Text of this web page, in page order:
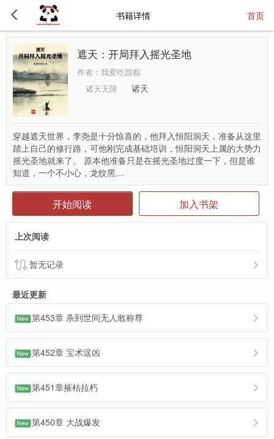
书籍详情 首页
遮天：开局拜入摇光圣地
作者： 我爱吃甜粽
诸天无限
诸天
穿越遮天世界，李尧是十分惊喜的，他拜入恒阳洞天，准备从这里
踏上自己的修行路，可他刚完成基础培训，恒阳洞天上属的大势力
摇光圣地就来了。 原本他准备只是在摇光圣地过度一下，但是谁
知道，一个不小心，龙纹黑…
开始阅读 加入书架
上次阅读
暂无记录
最近更新
第453章 杀到世间无人敢称尊
第452章 宝术逞凶
第451章摧枯拉朽
第450章 大战爆发